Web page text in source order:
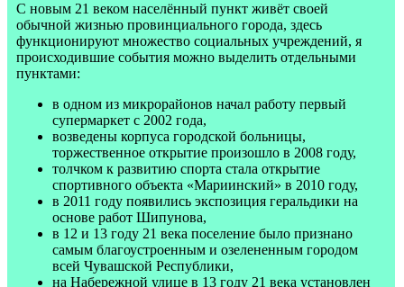
С новым 21 веком населённый пункт живёт своей
обычной жизнью провинциального города, здесь
функционируют множество социальных учреждений, я
происходившие события можно выделить отдельными
пунктами:
в одном из микрорайонов начал работу первый
супермаркет с 2002 года,
возведены корпуса городской больницы,
торжественное открытие произошло в 2008 году,
толчком к развитию спорта стала открытие
спортивного объекта «Мариинский» в 2010 году,
в 2011 году появились экспозиция геральдики на
основе работ Шипунова,
в 12 и 13 году 21 века поселение было признано
самым благоустроенным и озелененным городом
всей Чувашской Республики,
на Набережной улице в 13 году 21 века установлен